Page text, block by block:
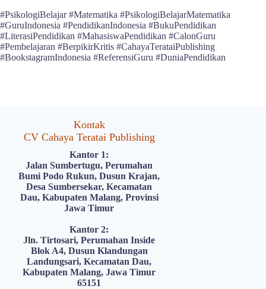
#PsikologiBelajar #Matematika #PsikologiBelajarMatematika
#GuruIndonesia #PendidikanIndonesia #BukuPendidikan
#LiterasiPendidikan #MahasiswaPendidikan #CalonGuru
#Pembelajaran #BerpikirKritis #CahayaTerataiPublishing
#BookstagramIndonesia #ReferensiGuru #DuniaPendidikan
Kontak
CV Cahaya Teratai Publishing
Kantor 1:
Jalan Sumbertugu, Perumahan
Bumi Podo Rukun, Dusun Krajan,
Desa Sumbersekar, Kecamatan
Dau, Kabupaten Malang, Provinsi
Jawa Timur
Kantor 2:
Jln. Tirtosari, Perumahan Inside
Blok A4, Dusun Klandungan
Landungsari, Kecamatan Dau,
Kabupaten Malang, Jawa Timur
65151